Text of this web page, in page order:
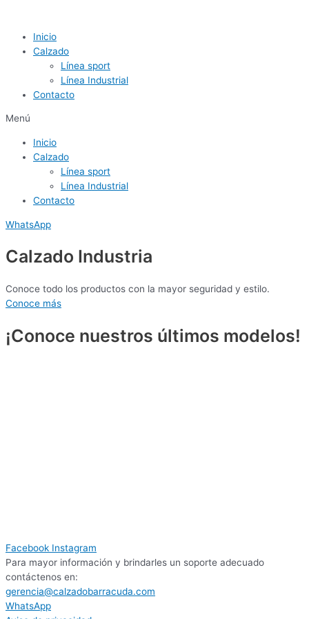
contenido
Inicio
Calzado
Línea sport
Línea Industrial
Contacto
Menú
Inicio
Calzado
Línea sport
Línea Industrial
Contacto
WhatsApp
Calzado Industria
Conoce todo los productos con la mayor seguridad y estilo.
Conoce más
¡Conoce nuestros últimos modelos!
Facebook Instagram
Para mayor información y brindarles un soporte adecuado
contáctenos en:
gerencia@calzadobarracuda.com
WhatsApp